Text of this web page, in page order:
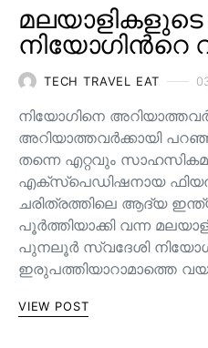
നിയോഗിന്‍റെ
TECH TRAVEL EAT
നിയോഗിനെ
അറിയാത്തവര്‍ക്കായി
തന്നെ എറ്റവും
എക്സ്പെഡിഷനായ
ചരിത്രത്തിലെ ആദ്യ
പൂർത്തിയാക്കി വന്ന
പുനലൂര്‍ സ്വദേശി
ഇരുപത്തിയാറാമാത്തെ
VIEW POST